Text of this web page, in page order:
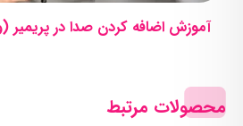
آموزش اضافه کردن صدا در پریمیر
محصولات مرتبط